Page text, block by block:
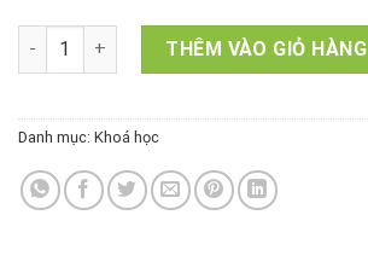
LEGACY MENTORING (30tr) số lượng
THÊM VÀO GIỎ HÀNG
Danh mục: Khoá học